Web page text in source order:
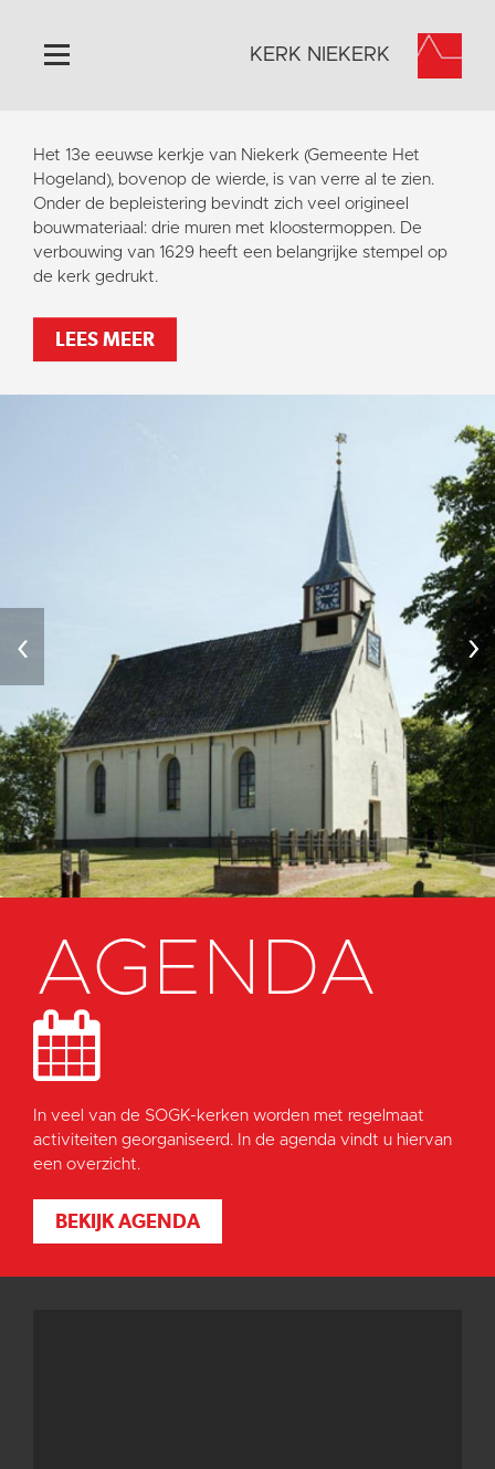
Home
Algemeen
Historie
Omgeving
Activiteiten
Steun ons
Contact
Vaktaal
KERK NIEKERK
Het 13e eeuwse kerkje van Niekerk (Gemeente Het
Hogeland), bovenop de wierde, is van verre al te zien.
Onder de bepleistering bevindt zich veel origineel
bouwmateriaal: drie muren met kloostermoppen. De
verbouwing van 1629 heeft een belangrijke stempel op
de kerk gedrukt.
LEES MEER
‹ ›
AGENDA
In veel van de SOGK-kerken worden met regelmaat
activiteiten georganiseerd. In de agenda vindt u hiervan
een overzicht.
BEKIJK AGENDA